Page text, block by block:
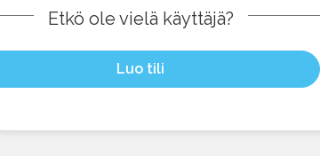
Etkö ole vielä käyttäjä?
Luo tili